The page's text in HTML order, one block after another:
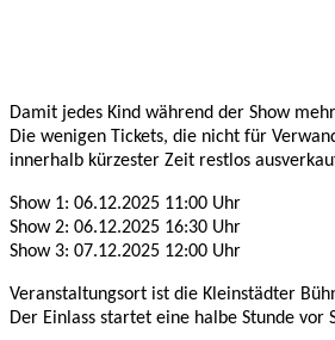
Damit jedes Kind während der Show
Die wenigen Tickets, die nicht für
innerhalb kürzester Zeit restlos
Show 1: 06.12.2025 11:00 Uhr
Show 2: 06.12.2025 16:30 Uhr
Show 3: 07.12.2025 12:00 Uhr
Veranstaltungsort ist die Kleinstädter
Der Einlass startet eine halbe Stunde vor